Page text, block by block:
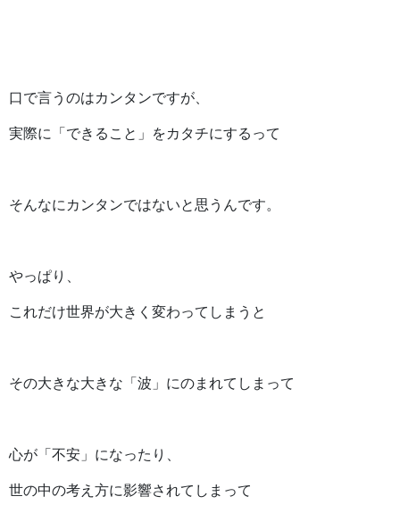
口で言うのはカンタンですが、
実際に「できること」をカタチにするって
そんなにカンタンではないと思うんです。
やっぱり、
これだけ世界が大きく変わってしまうと
その大きな大きな「波」にのまれてしまって
心が「不安」になったり、
世の中の考え方に影響されてしまって